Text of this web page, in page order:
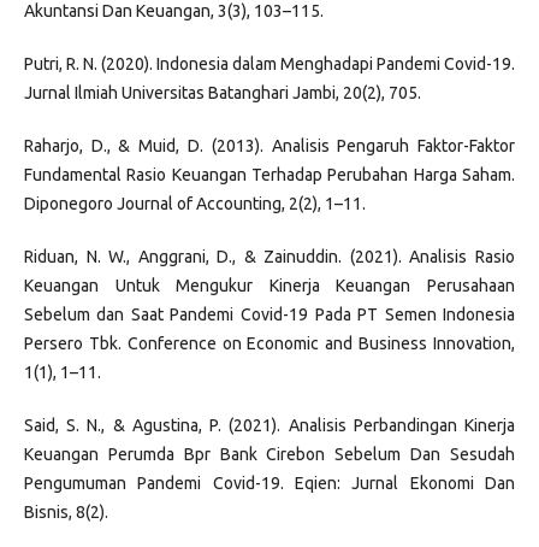
Akuntansi Dan Keuangan, 3(3), 103–115.
Putri, R. N. (2020). Indonesia dalam Menghadapi Pandemi Covid-19.
Jurnal Ilmiah Universitas Batanghari Jambi, 20(2), 705.
Raharjo, D., & Muid, D. (2013). Analisis Pengaruh Faktor-Faktor
Fundamental Rasio Keuangan Terhadap Perubahan Harga Saham.
Diponegoro Journal of Accounting, 2(2), 1–11.
Riduan, N. W., Anggrani, D., & Zainuddin. (2021). Analisis Rasio
Keuangan Untuk Mengukur Kinerja Keuangan Perusahaan
Sebelum dan Saat Pandemi Covid-19 Pada PT Semen Indonesia
Persero Tbk. Conference on Economic and Business Innovation,
1(1), 1–11.
Said, S. N., & Agustina, P. (2021). Analisis Perbandingan Kinerja
Keuangan Perumda Bpr Bank Cirebon Sebelum Dan Sesudah
Pengumuman Pandemi Covid-19. Eqien: Jurnal Ekonomi Dan
Bisnis, 8(2).